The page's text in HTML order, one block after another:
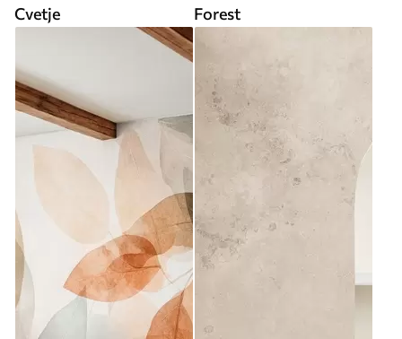
Cvetje Forest